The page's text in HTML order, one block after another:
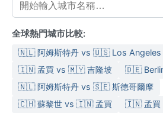
全球熱門城市比較:
🇳🇱 阿姆斯特丹 vs 🇺🇸 Los Angeles
🇮🇳 孟買 vs 🇲🇾 吉隆坡
🇩🇪
🇳🇱 阿姆斯特丹 vs 🇸🇪 斯德哥爾摩
🇨🇭 蘇黎世 vs 🇮🇳 孟買
🇮🇳 孟買